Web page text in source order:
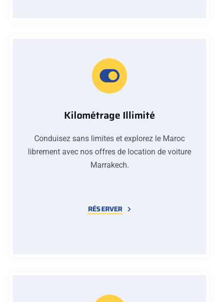
Kilométrage Illimité
Conduisez sans limites et explorez le Maroc
librement avec nos offres de location de voiture
Marrakech.
RÉSERVER